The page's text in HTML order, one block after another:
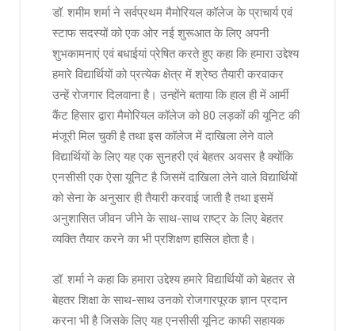
डॉ. शमीम शर्मा ने सर्वप्रथम मैमोरियल कॉलेज के प्राचार्य एवं
स्टाफ सदस्यों को एक ओर नई शुरूआत के लिए अपनी
शुभकामनाएं एवं बधाईयां प्रेषित करते हुए कहा कि हमारा उद्देश्य
हमारे विद्यार्थियों को प्रत्येक क्षेत्र में श्रेष्ठ तैयारी करवाकर
उन्हें रोजगार दिलवाना है। उन्होंने बताया कि हाल ही में आर्मी
कैंट हिसार द्वारा मैमोरियल कॉलेज को 80 लड़कों की यूनिट की
मंजूरी मिल चुकी है तथा इस कॉलेज में दाखिला लेने वाले
विद्यार्थियों के लिए यह एक सुनहरी एवं बेहतर अवसर है क्योंकि
एनसीसी एक ऐसा यूनिट है जिसमें दाखिला लेने वाले विद्यार्थियों
को सेना के अनुसार ही तैयारी करवाई जाती है तथा इसमें
अनुशासित जीवन जीने के साथ-साथ राष्ट्र के लिए बेहतर
व्यक्ति तैयार करने का भी प्रशिक्षण हासिल होता है।
डॉ. शर्मा ने कहा कि हमारा उद्देश्य हमारे विद्यार्थियों को बेहतर से
बेहतर शिक्षा के साथ-साथ उनको रोजगारपूरक ज्ञान प्रदान
करना भी है जिसके लिए यह एनसीसी यूनिट काफी सहायक